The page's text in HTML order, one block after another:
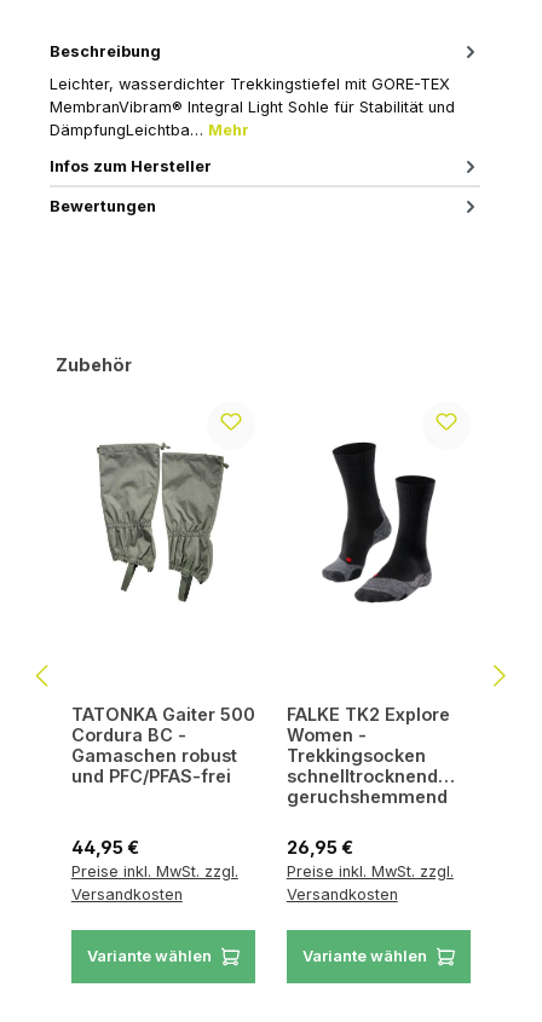
Beschreibung
Leichter, wasserdichter Trekkingstiefel mit GORE-TEX
MembranVibram® Integral Light Sohle für Stabilität und
DämpfungLeichtba… Mehr
Infos zum Hersteller
Bewertungen
Produktgalerie überspringen
Zubehör
TATONKA Gaiter 500
Cordura BC -
Gamaschen robust
und PFC/PFAS-frei
Regulärer Preis:
44,95 €
Preise inkl. MwSt. zzgl.
Versandkosten
Variante wählen
FALKE TK2 Explore
Women -
Trekkingsocken
schnelltrocknend
geruchshemmend
Regulärer Preis:
26,95 €
Preise inkl. MwSt. zzgl.
Versandkosten
Variante wählen